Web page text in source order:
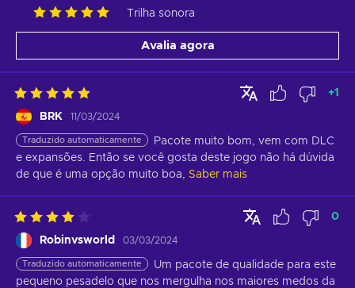
Trilha sonora
Avalia agora
BRK 11/03/2024
+1
Traduzido automaticamente
Pacote muito bom, vem com DLC
e expansões. Então se você gosta deste jogo não há dúvida
de que é uma opção muito boa,
Saber mais
Robinvsworld 03/03/2024
0
Traduzido automaticamente
Um pacote de qualidade para este
pequeno pesadelo que nos mergulha nos maiores medos da